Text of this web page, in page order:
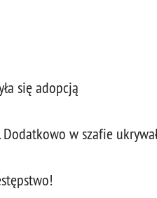
się adopcją
w szafie